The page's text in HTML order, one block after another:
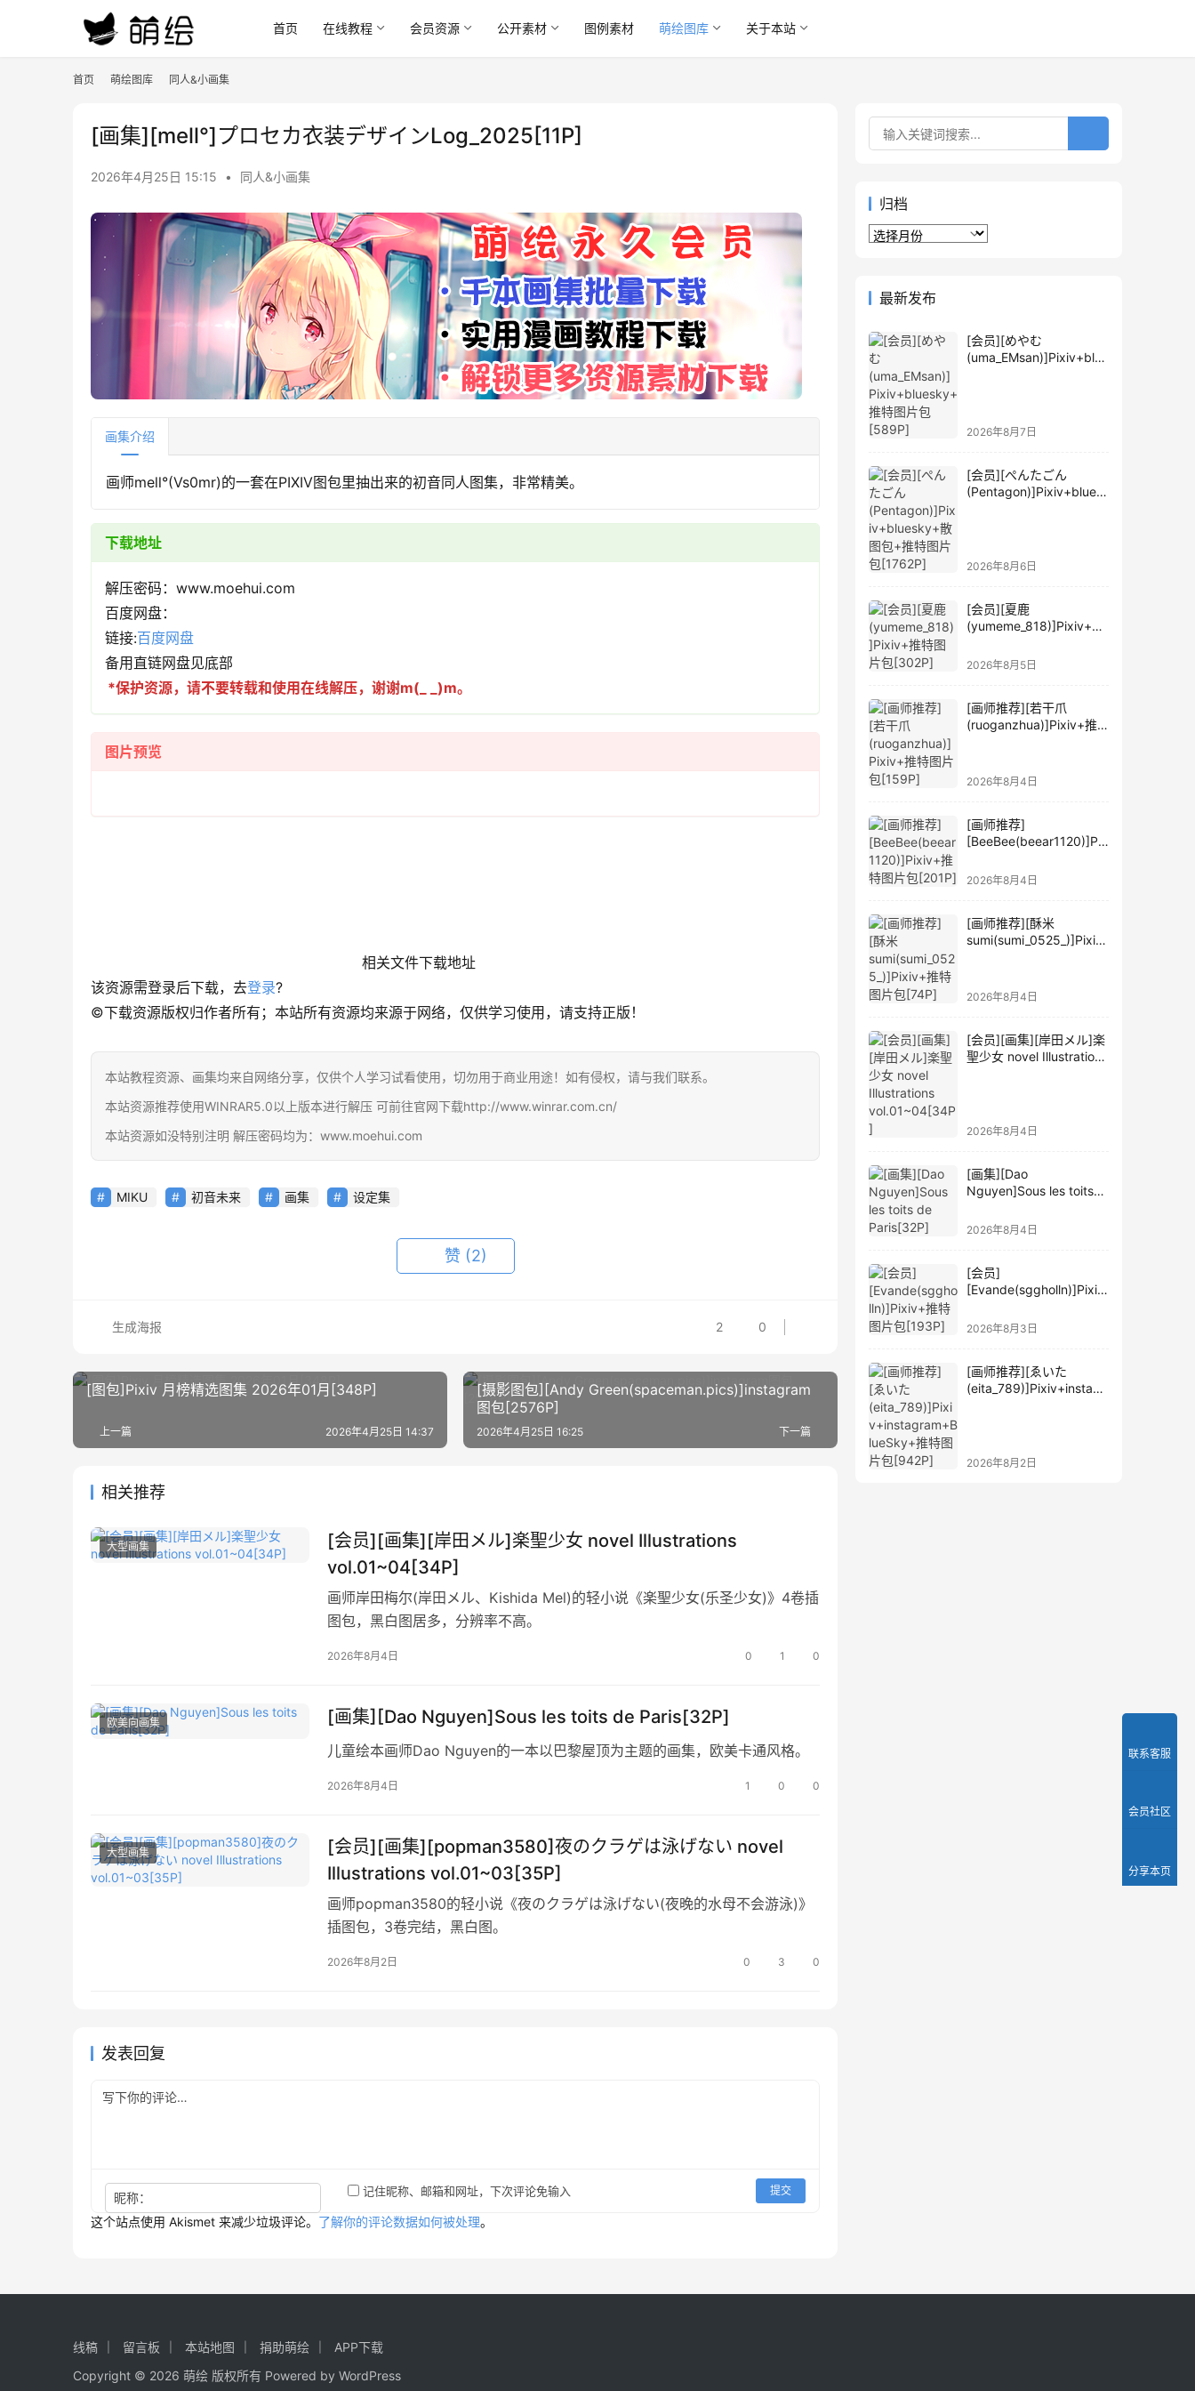
首页 在线教程 会员资源 公开素材 图例素材 萌绘图库 关于本站
首页 萌绘图库 同人&小画集
[画集][mell°]プロセカ衣装デザインLog_2025[11P]
2026年4月25日 15:15 • 同人&小画集
画集介绍
画师mell°(Vs0mr)的一套在PIXIV图包里抽出来的初音同人图集，非常精美。
下载地址
解压密码：www.moehui.com
百度网盘：
链接:百度网盘
备用直链网盘见底部
*保护资源，请不要转载和使用在线解压，谢谢m(_ _)m。
图片预览
相关文件下载地址
该资源需登录后下载，去登录?
©下载资源版权归作者所有；本站所有资源均来源于网络，仅供学习使用，请支持正版！
本站教程资源、画集均来自网络分享，仅供个人学习试看使用，切勿用于商业用途！如有侵权，请与我们联系。
本站资源推荐使用WINRAR5.0以上版本进行解压 可前往官网下载http://www.winrar.com.cn/
本站资源如没特别注明 解压密码均为：www.moehui.com
MIKU 初音未来 画集 设定集
赞 (2)
2 0
生成海报
[图包]Pixiv 月榜精选图集 2026年01月[348P]
上一篇 2026年4月25日 14:37
[摄影图包][Andy Green(spaceman.pics)]instagram
图包[2576P]
下一篇
2026年4月25日 16:25
相关推荐
大型画集
[会员][画集][岸田メル]楽聖少女 novel Illustrations
vol.01~04[34P]
画师岸田梅尔(岸田メル、Kishida Mel)的轻小说《楽聖少女(乐圣少女)》4卷插
图包，黑白图居多，分辨率不高。
2026年8月4日 0 1 0
欧美向画集 [画集][Dao Nguyen]Sous les toits de Paris[32P]
儿童绘本画师Dao Nguyen的一本以巴黎屋顶为主题的画集，欧美卡通风格。
2026年8月4日 1 0 0
大型画集
[会员][画集][popman3580]夜のクラゲは泳げない novel
Illustrations vol.01~03[35P]
画师popman3580的轻小说《夜のクラゲは泳げない(夜晚的水母不会游泳)》
插图包，3卷完结，黑白图。
2026年8月2日 0 3 0
发表回复
昵称： 记住昵称、邮箱和网址，下次评论免输入 提交
这个站点使用 Akismet 来减少垃圾评论。 了解你的评论数据如何被处理。
归档
归
最新发布
[会员][めやむ
(uma_EMsan)]Pixiv+blue
2026年8月7日
[会员][ぺんたごん
(Pentagon)]Pixiv+blues
2026年8月6日
[会员][夏鹿
(yumeme_818)]Pixiv+推
2026年8月5日
[画师推荐][若干爪
(ruoganzhua)]Pixiv+推
2026年8月4日
[画师推荐]
[BeeBee(beear1120)]Pix
2026年8月4日
[画师推荐][酥米
sumi(sumi_0525_)]Pixiv
2026年8月4日
[会员][画集][岸田メル]楽
聖少女 novel Illustrations
2026年8月4日
[画集][Dao
Nguyen]Sous les toits
2026年8月4日
[会员]
[Evande(sggholln)]Pixiv
2026年8月3日
[画师推荐][ゑいた
(eita_789)]Pixiv+instagr
2026年8月2日
线稿 留言板 本站地图 捐助萌绘
APP下载
Copyright © 2026 萌绘 版权所有 Powered by WordPress
联系客服
会员社区
分享本页